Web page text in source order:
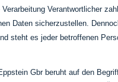
Verantwortlicher
Daten sicherzustellen.
steht es jeder betroffenen
Gbr beruht auf den